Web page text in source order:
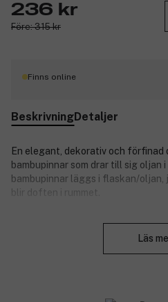
236 kr
Före: 315 kr
Finns online
BeskrivningDetaljer
En elegant, dekorativ och förfinad
bambupinnar som drar till sig oljan
bambupinnar läggs i flaskan/
blir doften i rummet.
Läs